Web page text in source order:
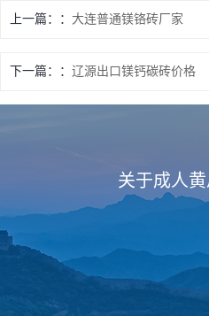
上一篇： 大连普通镁铬砖厂家
下一篇： 辽源出口镁钙碳砖价格
关于成人